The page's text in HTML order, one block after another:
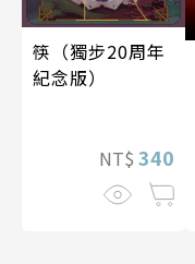
筷（獨步20周年
紀念版）
NT$ 340